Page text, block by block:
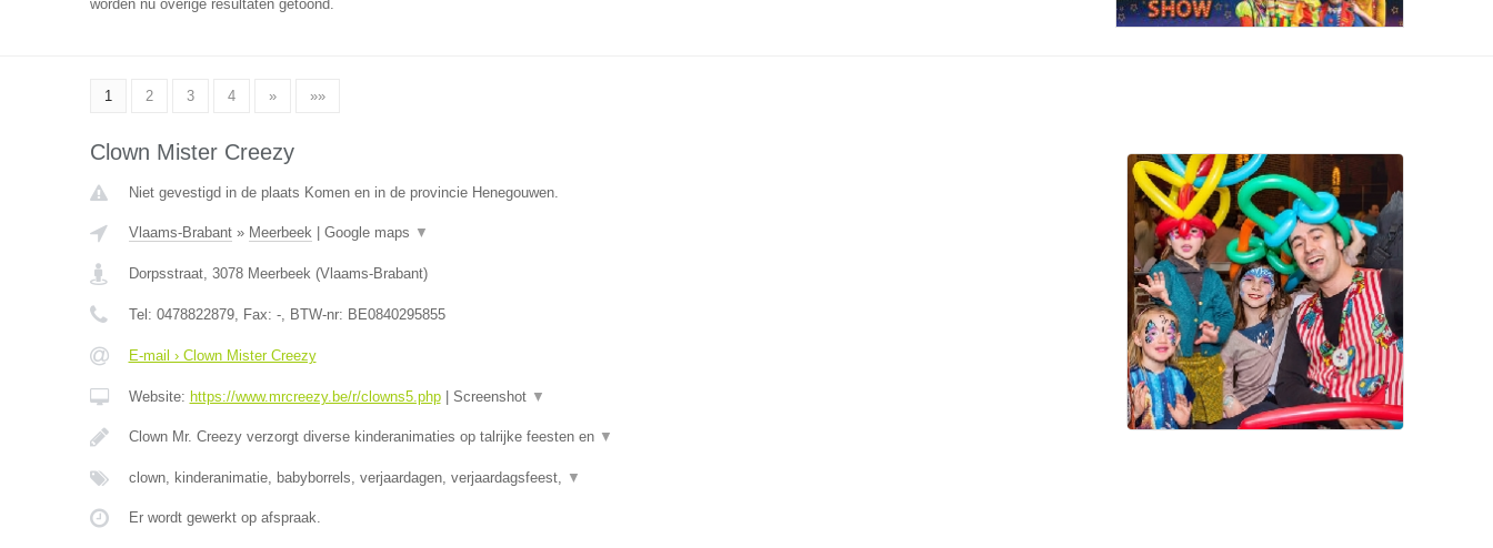
worden nu overige resultaten getoond.
1 2 3 4 » »»
Clown Mister Creezy
Niet gevestigd in de plaats Komen en in de provincie Henegouwen.
Vlaams-Brabant» Meerbeek| Google maps ▼
Dorpsstraat, 3078 Meerbeek(Vlaams-Brabant)
Tel: 0478822879, Fax: -, BTW-nr: BE0840295855
E-mail › Clown Mister Creezy
Website: https://www.mrcreezy.be/r/clowns5.php| Screenshot ▼
Clown Mr. Creezy verzorgt diverse kinderanimaties op talrijke feesten en ▼
clown, kinderanimatie, babyborrels, verjaardagen, verjaardagsfeest, ▼
Er wordt gewerkt op afspraak.